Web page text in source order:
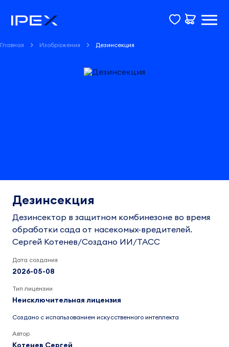
Главная Изображения Дезинсекция
Дезинсекция
Дезинсектор в защитном комбинезоне во время
обработки сада от насекомых-вредителей.
Сергей Котенев/Создано ИИ/ТАСС
Дата создания
2026-05-08
Тип лицензии
Неисключительная лицензия
Создано с использованием искусственного интеллекта
Автор
Котенев Сергей